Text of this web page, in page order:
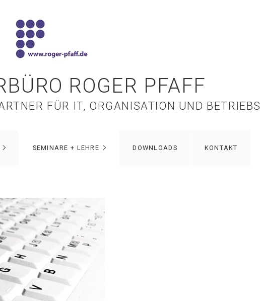
ROGER PFAFF
FÜR IT, ORGANISATION UND
SEMINARE + LEHRE DOWNLOADS KONTAKT